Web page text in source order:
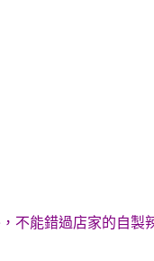
不能錯過店家的自製